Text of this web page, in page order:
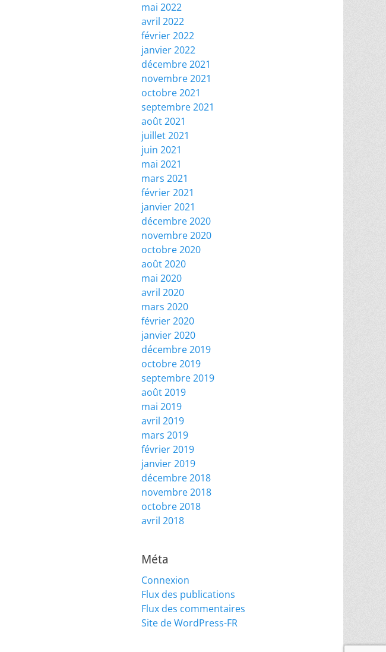
mai 2022
avril 2022
février 2022
janvier 2022
décembre 2021
novembre 2021
octobre 2021
septembre 2021
août 2021
juillet 2021
juin 2021
mai 2021
mars 2021
février 2021
janvier 2021
décembre 2020
novembre 2020
octobre 2020
août 2020
mai 2020
avril 2020
mars 2020
février 2020
janvier 2020
décembre 2019
octobre 2019
septembre 2019
août 2019
mai 2019
avril 2019
mars 2019
février 2019
janvier 2019
décembre 2018
novembre 2018
octobre 2018
avril 2018
Méta
Connexion
Flux des publications
Flux des commentaires
Site de WordPress-FR